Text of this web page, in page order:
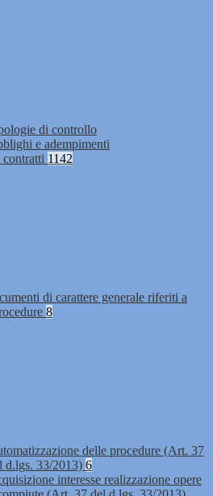
di controllo
e adempimenti
1142
di carattere generale riferiti a
8
delle procedure (Art. 37
d.lgs. 33/2013) 6
interesse realizzazione opere